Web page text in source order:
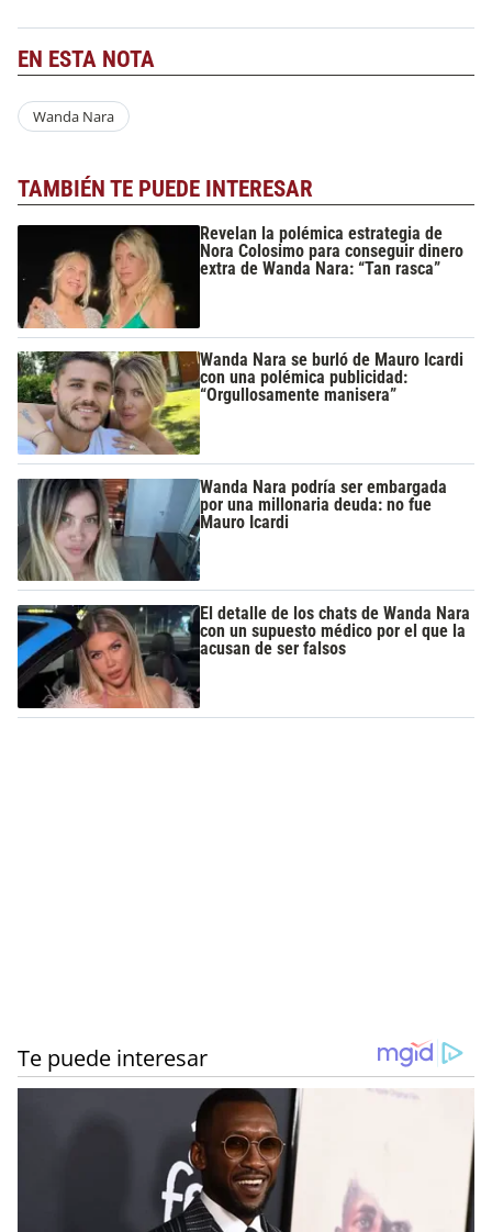
EN ESTA NOTA
Wanda Nara
TAMBIÉN TE PUEDE INTERESAR
Revelan la polémica estrategia de
Nora Colosimo para conseguir dinero
extra de Wanda Nara: “Tan rasca”
Wanda Nara se burló de Mauro Icardi
con una polémica publicidad:
“Orgullosamente manisera”
Wanda Nara podría ser embargada
por una millonaria deuda: no fue
Mauro Icardi
El detalle de los chats de Wanda Nara
con un supuesto médico por el que la
acusan de ser falsos